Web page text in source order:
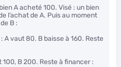
A acheté 100. Visé : un bien
l’achat de A. Puis au moment
B :
A vaut 80. B baisse à 160. Reste
B 200. Reste à financer :